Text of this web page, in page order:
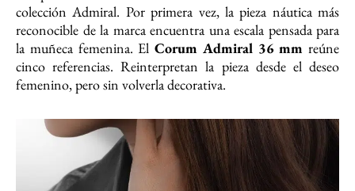
colección Admiral. Por primera vez, la pieza náutica más
reconocible de la marca encuentra una escala pensada para
la muñeca femenina. El Corum Admiral 36 mm reúne
cinco referencias. Reinterpretan la pieza desde el deseo
femenino, pero sin volverla decorativa.